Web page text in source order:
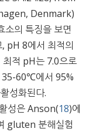
Denmark)
의 특징을 보면
pH 8에서 최적의
최적 pH는 7.0으로
35-60℃에서 95%
성화된다.
성은 Anson(18)에
gluten 분해실험